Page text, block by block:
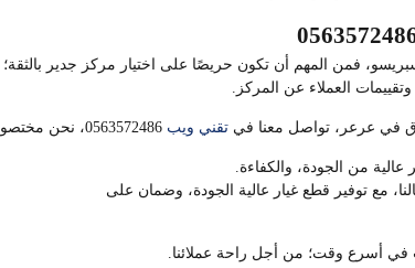
فمن المهم أن تكون حريصًا على اختيار مركز جدير
العملاء عن المركز.
في عرعر، تواصل معنا في تقني ويب
من الجودة، والكفاءة.
مع توفير قطع غيار عالية الجودة، وضمان على
أسرع وقت؛ من أجل راحة عملائنا.